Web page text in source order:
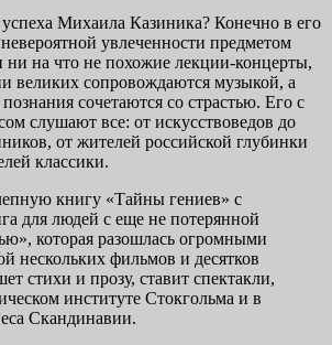
успеха Михаила Казиника? Конечно в его
увлеченности предметом
ни на что не похожие лекции-концерты,
великих сопровождаются музыкой, а
сочетаются со страстью. Его с
слушают все: от искусствоведов до
от жителей российской глубинки
классики.
книгу «Тайны гениев» с
для людей с еще не потерянной
которая разошлась огромными
нескольких фильмов и десятков
стихи и прозу, ставит спектакли,
институте Стокгольма и в
Скандинавии.